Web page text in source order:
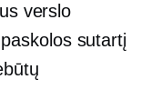
verslo
sutartį